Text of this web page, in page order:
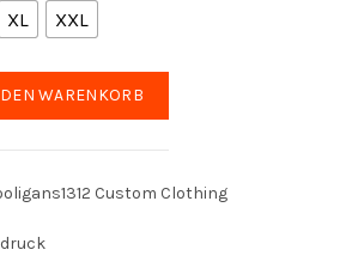
48.57 €
XL XXL
WARENKORB
Custom Clothing